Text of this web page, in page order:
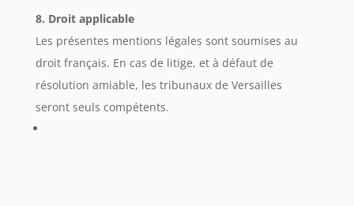
8. Droit applicable
Les présentes mentions légales sont soumises au
droit français. En cas de litige, et à défaut de
résolution amiable, les tribunaux de Versailles
seront seuls compétents.